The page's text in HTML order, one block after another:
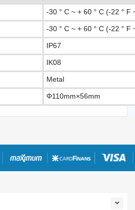
-30 ° C ~ + 60 ° C (-22 ° F
-30 ° C ~ + 60 ° C (-22 ° F
IP67
IK08
Metal
Φ110mm×56mm